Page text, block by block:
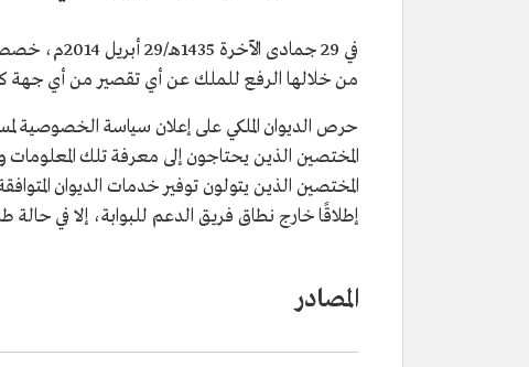
في 29 جمادى
من خلالها الرفع للملك عن أي تقصير من أي جهة
حرص الديوان الملكي على إعلان سياسة الخصوصية
المختصين الذين يحتاجون إلى معرفة تلك
المختصين الذين يتولون توفير خدمات الديوان
إطلاقًا خارج نطاق فريق الدعم للبوابة، إلا في
المصادر